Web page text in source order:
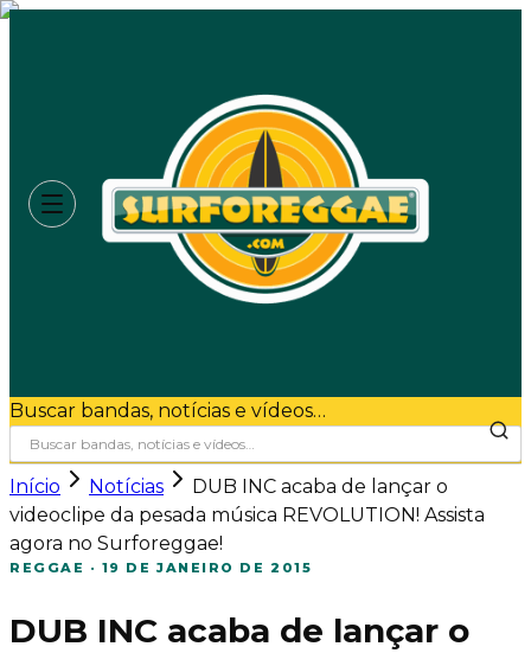
Buscar bandas, notícias e vídeos…
Início Notícias
DUB INC acaba de lançar o
videoclipe da pesada música REVOLUTION! Assista
agora no Surforeggae!
REGGAE · 19 DE JANEIRO DE 2015
DUB INC acaba de lançar o